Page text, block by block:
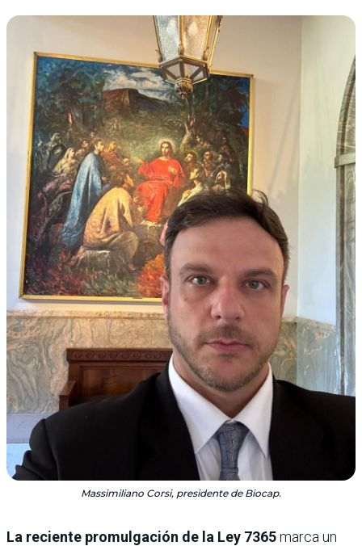
Massimiliano Corsi, presidente de Biocap.
La reciente promulgación de la Ley 7365marca un